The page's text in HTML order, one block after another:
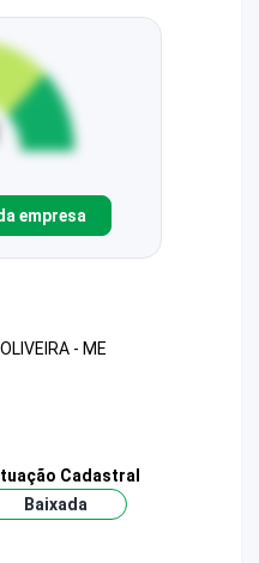
empresa
- ME
Cadastral
Baixada